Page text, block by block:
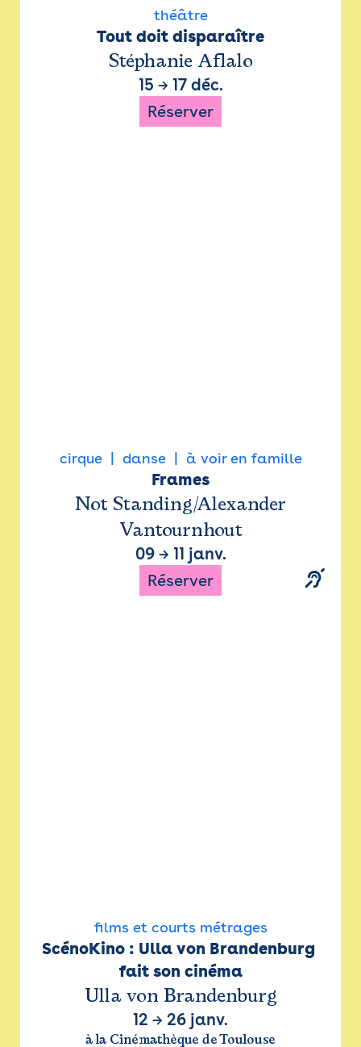
théâtre
Tout doit disparaître
Stéphanie Aflalo
15 → 17 déc.
Réserver
cirque danse à voir en famille
Frames
Not Standing/Alexander
Vantournhout
09→ 11 janv.
Réserver
films et courts métrages
ScénoKino : Ulla von Brandenburg
fait son cinéma
Ulla von Brandenburg
12 → 26 janv.
à la Cinémathèque de Toulouse